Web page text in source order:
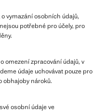
vymazání osobních údajů,
potřebné pro účely, pro
omezení zpracování údajů, v
údaje uchovávat pouze pro
obhajoby nároků.
osobní údaje ve